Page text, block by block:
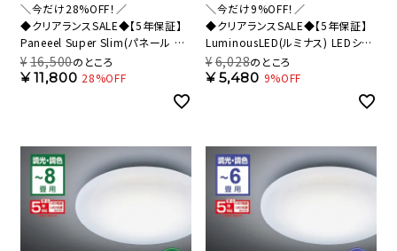
＼今だけ28%OFF！／
◆クリアランスSALE◆【5年保証】
Paneeel Super Slim(パネール ス
ーパースリム) LEDシーリングライ
ト ～8畳用 調光調色モデル SS40-
¥16,500のところ
¥11,800 28%OFF
＼今だけ9%OFF！／
◆クリアランスSALE◆【5年保証】
LuminousLED(ルミナス) LEDシー
リングライト ～12畳用 調光調色モ
デル DB45-A12DS 【SH】
¥6,028のところ
¥5,480 9%OFF